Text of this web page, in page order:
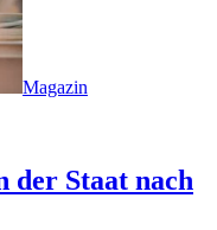
Magazin
der Staat nach